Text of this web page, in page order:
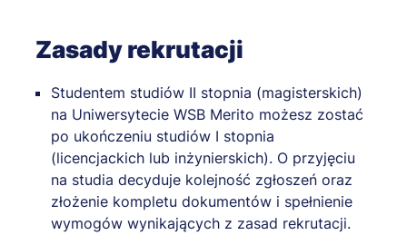
Zasady rekrutacji
Studentem studiów II stopnia (magisterskich)
na Uniwersytecie WSB Merito możesz zostać
po ukończeniu studiów I stopnia
(licencjackich lub inżynierskich). O przyjęciu
na studia decyduje kolejność zgłoszeń oraz
złożenie kompletu dokumentów i spełnienie
wymogów wynikających z zasad rekrutacji.